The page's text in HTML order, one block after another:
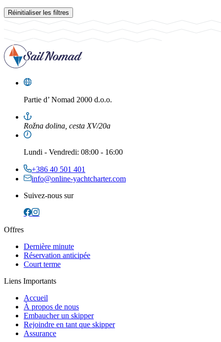
Réinitialiser les filtres
Partie d’ Nomad 2000 d.o.o.
Rožna dolina, cesta XV/20a
Lundi - Vendredi: 08:00 - 16:00
+386 40 501 401
info@online-yachtcharter.com
Suivez-nous sur
Offres
Dernière minute
Réservation anticipée
Court terme
Liens Importants
Accueil
À propos de nous
Embaucher un skipper
Rejoindre en tant que skipper
Assurance